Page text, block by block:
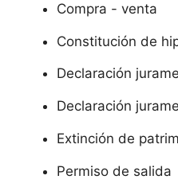
Compra - venta
Constitución de
Declaración
Declaración
Extinción de
Permiso de salida